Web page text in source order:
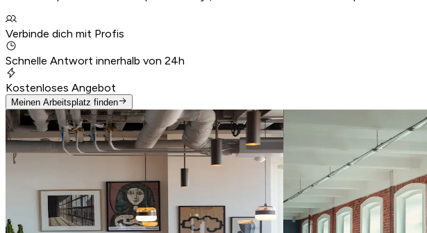
Verbinde dich mit Profis
Schnelle Antwort innerhalb von 24h
Kostenloses Angebot
Meinen Arbeitsplatz finden